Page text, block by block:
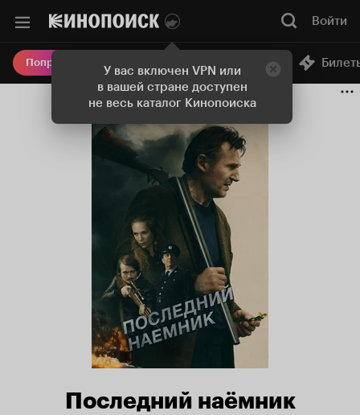
У вас включен VPN или
в вашей стране доступен
не весь каталог Кинопоиска
Войти
Попробовать Плюс Онлайн-кинотеатр
Последний наёмник